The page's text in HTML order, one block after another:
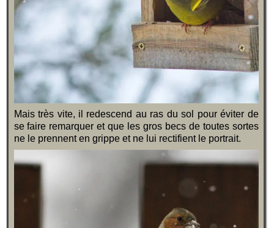
Mais très vite, il redescend au ras du sol pour éviter de
se faire remarquer et que les gros becs de toutes sortes
ne le prennent en grippe et ne lui rectifient le portrait.